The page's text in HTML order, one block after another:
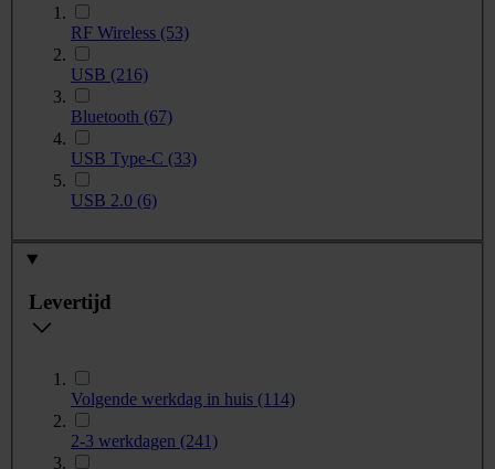
RF Wireless (53)
USB (216)
Bluetooth (67)
USB Type-C (33)
USB 2.0 (6)
Levertijd
Volgende werkdag in huis (114)
2-3 werkdagen (241)